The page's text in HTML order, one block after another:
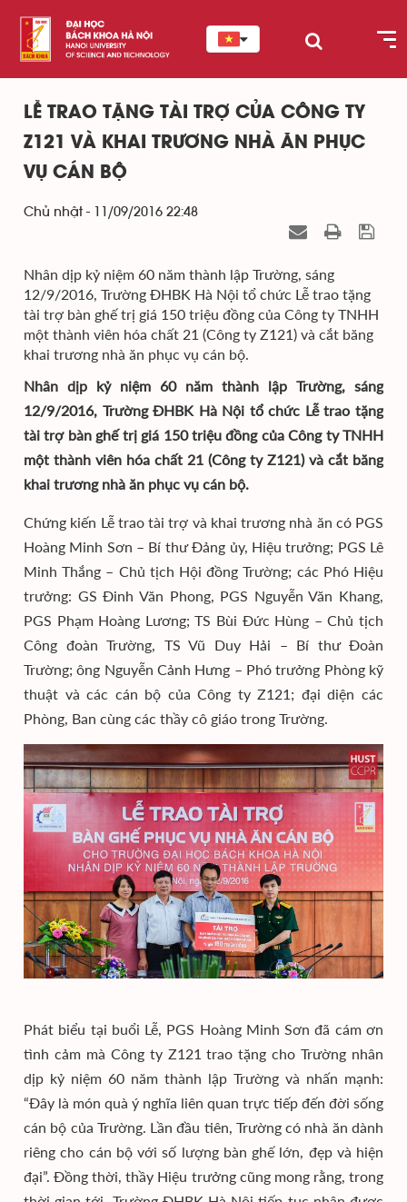
LỄ TRAO TẶNG TÀI TRỢ CỦA CÔNG TY
Z121 VÀ KHAI TRƯƠNG NHÀ ĂN PHỤC
VỤ CÁN BỘ
Chủ nhật - 11/09/2016 22:48
Nhân dịp kỷ niệm 60 năm thành lập Trường, sáng
12/9/2016, Trường ĐHBK Hà Nội tổ chức Lễ trao tặng
tài trợ bàn ghế trị giá 150 triệu đồng của Công ty TNHH
một thành viên hóa chất 21 (Công ty Z121) và cắt băng
khai trương nhà ăn phục vụ cán bộ.
Nhân dịp kỷ niệm 60 năm thành lập Trường, sáng
12/9/2016, Trường ĐHBK Hà Nội tổ chức Lễ trao tặng
tài trợ bàn ghế trị giá 150 triệu đồng của Công ty TNHH
một thành viên hóa chất 21 (Công ty Z121) và cắt băng
khai trương nhà ăn phục vụ cán bộ.
Chứng kiến Lễ trao tài trợ và khai trương nhà ăn có PGS
Hoàng Minh Sơn – Bí thư Đảng ủy, Hiệu trưởng; PGS Lê
Minh Thắng – Chủ tịch Hội đồng Trường; các Phó Hiệu
trưởng: GS Đinh Văn Phong, PGS Nguyễn Văn Khang,
PGS Phạm Hoàng Lương; TS Bùi Đức Hùng – Chủ tịch
Công đoàn Trường, TS Vũ Duy Hải – Bí thư Đoàn
Trường; ông Nguyễn Cảnh Hưng – Phó trưởng Phòng kỹ
thuật và các cán bộ của Công ty Z121; đại diện các
Phòng, Ban cùng các thầy cô giáo trong Trường.
Phát biểu tại buổi Lễ, PGS Hoàng Minh Sơn đã cám ơn
tình cảm mà Công ty Z121 trao tặng cho Trường nhân
dịp kỷ niệm 60 năm thành lập Trường và nhấn mạnh:
“Đây là món quà ý nghĩa liên quan trực tiếp đến đời sống
cán bộ của Trường. Lần đầu tiên, Trường có nhà ăn dành
riêng cho cán bộ với số lượng bàn ghế lớn, đẹp và hiện
đại”. Đồng thời, thầy Hiệu trưởng cũng mong rằng, trong